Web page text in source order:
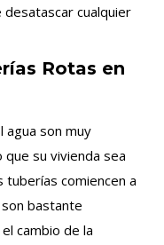
desatascar cualquier
Rotas en
agua son muy
su vivienda sea
tuberías comiencen a
bastante
cambio de la